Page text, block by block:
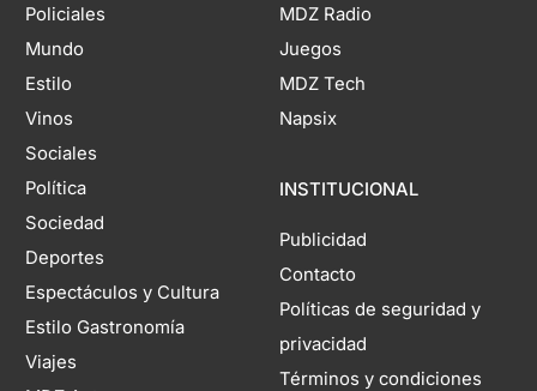
Policiales
Mundo
Estilo
Vinos
Sociales
Política
Sociedad
Deportes
Espectáculos y Cultura
Estilo Gastronomía
Viajes
MDZ Radio
Juegos
MDZ Tech
Napsix
INSTITUCIONAL
Publicidad
Contacto
Políticas de seguridad y
privacidad
Términos y condiciones